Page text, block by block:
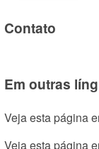
Contato
Em outras
Veja esta página
Veja esta página